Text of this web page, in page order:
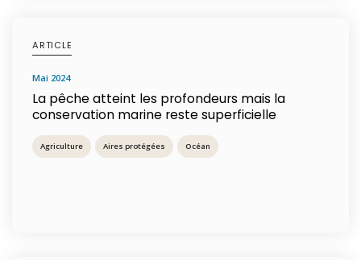
ARTICLE
mai 2024
La pêche atteint les profondeurs mais la
conservation marine reste superficielle
Agriculture Aires protégées Océan